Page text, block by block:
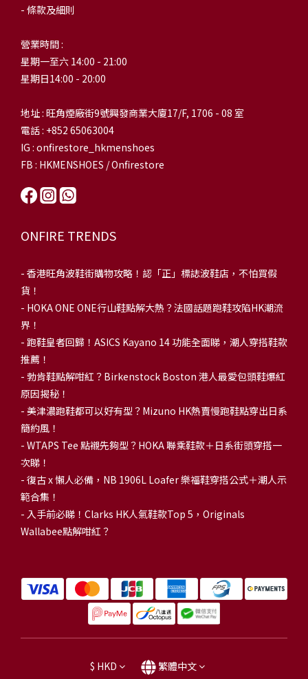
- 條款及細則
營業時間 :
星期一至六 14:00 - 21:00
星期日14:00 - 20:00
地址 : 旺角煙廠街9號興發商業大廈17/F, 1706 - 08 室
電話 : +852 65063004
IG : onfirestore_hkmenshoes
FB : HKMENSHOES / Onfirestore
ONFIRE TRENDS
- 香港旺角波鞋街購物攻略！認「正」標誌波鞋店，不怕買假
貨！
- HOKA ONE ONE行山鞋點解大熱？法國話題跑鞋攻陷HK潮流
界！
- 跑鞋皇者回歸！ASICS Kayano 14 功能全面睇，潮人穿搭鞋款
推薦！
- 勃肯鞋點解咁紅？Birkenstock Boston 港人最愛包頭鞋爆紅
原因揭秘！
- 美津濃跑鞋都可以好有型？Mizuno HK熱賣慢跑鞋點穿出日系
簡約風！
- WTAPS Tee 點襯先夠型？HOKA 聯乘鞋款＋日系街頭穿搭一
次睇！
- 復古 x 懶人必備，NB 1906L Loafer 樂福鞋穿搭公式＋潮人示
範合集！
- 入手前必睇！Clarks HK人氣鞋款Top 5，Originals
Wallabee點解咁紅？
$ HKD 繁體中文